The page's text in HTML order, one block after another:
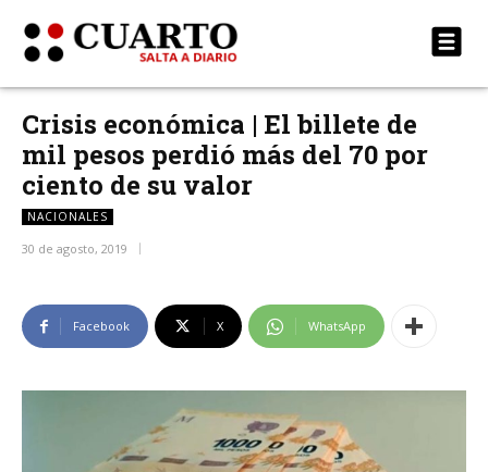
Crisis económica | El billete de
mil pesos perdió más del 70 por
ciento de su valor
NACIONALES
30 de agosto, 2019
Facebook X WhatsApp